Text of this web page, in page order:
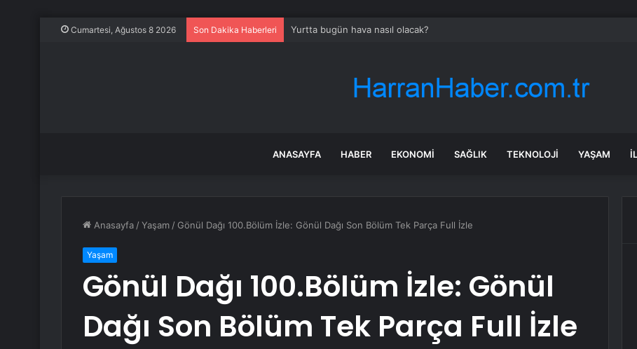
Cumartesi, Ağustos 8 2026 Son Dakika Haberleri Yurtta bugün hava nasıl olacak?
ANASAYFA HABER EKONOMI SAĞLIK TEKNOLOJI YAŞAM
Anasayfa /Yaşam / Gönül Dağı 100.Bölüm İzle: Gönül Dağı Son Bölüm Tek Parça Full İzle
Yaşam
Gönül Dağı 100.Bölüm İzle: Gönül
Dağı Son Bölüm Tek Parça Full İzle